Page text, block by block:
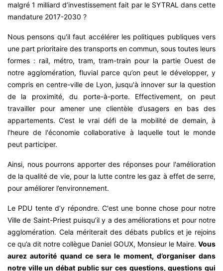
malgré 1 milliard d’investissement fait par le SYTRAL dans cette
mandature 2017-2030 ?
Nous pensons qu'il faut accélérer les politiques publiques vers
une part prioritaire des transports en commun, sous toutes leurs
formes : rail, métro, tram, tram-train pour la partie Ouest de
notre agglomération, fluvial parce qu’on peut le développer, y
compris en centre-ville de Lyon, jusqu'à innover sur la question
de la proximité, du porte-à-porte. Effectivement, on peut
travailler pour amener une clientèle d’usagers en bas des
appartements. C’est le vrai défi de la mobilité de demain, à
l'heure de l'économie collaborative à laquelle tout le monde
peut participer.
Ainsi, nous pourrons apporter des réponses pour l'amélioration
de la qualité de vie, pour la lutte contre les gaz à effet de serre,
pour améliorer l’environnement.
Le PDU tente d’y répondre. C'est une bonne chose pour notre
Ville de Saint-Priest puisqu’il y a des améliorations et pour notre
agglomération. Cela mériterait des débats publics et je rejoins
ce qu’a dit notre collègue Daniel GOUX, Monsieur le Maire. Vous
aurez autorité quand ce sera le moment, d’organiser dans
notre ville un débat public sur ces questions, questions qui